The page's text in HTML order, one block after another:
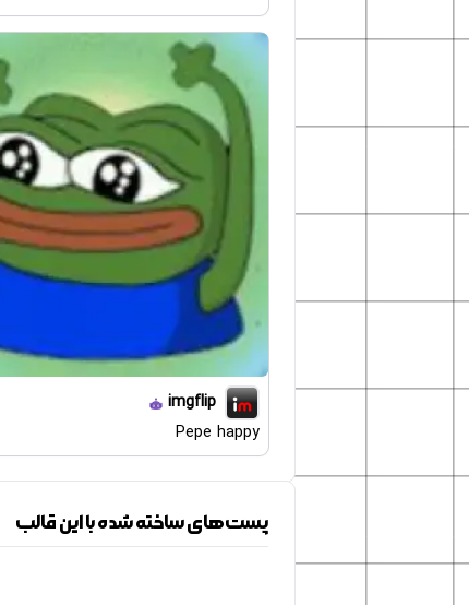
imgflip
Pepe happy
پست‌های ساخته شده با این قالب